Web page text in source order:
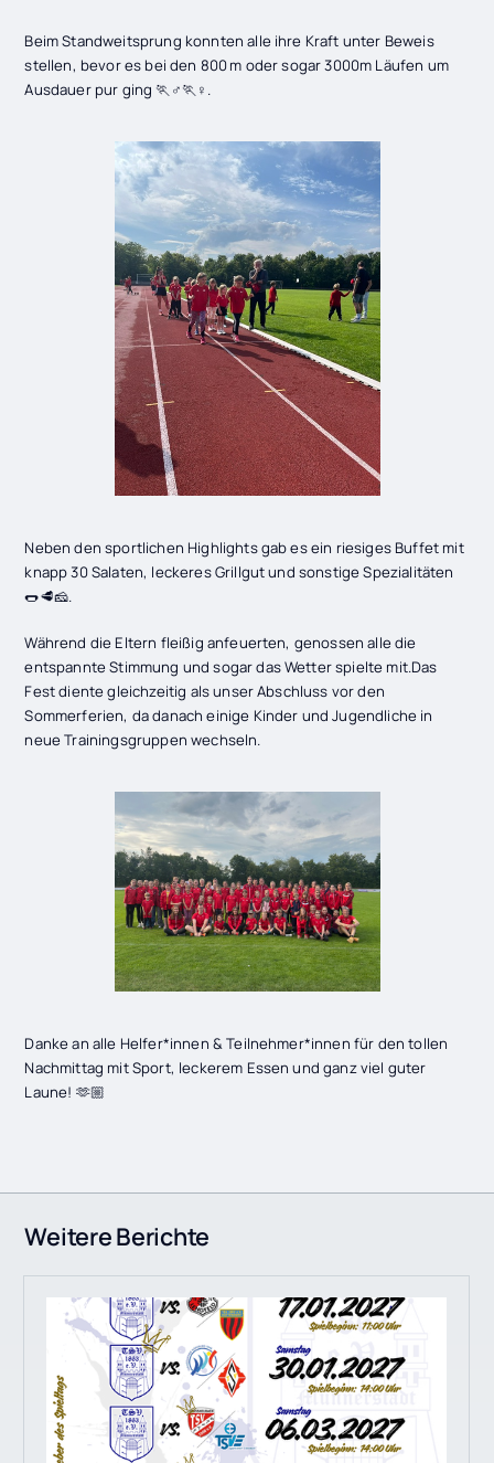
Beim Standweitsprung konnten alle ihre Kraft unter Beweis
stellen, bevor es bei den 800 m oder sogar 3000m Läufen um
Ausdauer pur ging 🏃♂️🏃♀️.
Neben den sportlichen Highlights gab es ein riesiges Buffet mit
knapp 30 Salaten, leckeres Grillgut und sonstige Spezialitäten
🌭🥩🧀.
Während die Eltern fleißig anfeuerten, genossen alle die
entspannte Stimmung und sogar das Wetter spielte mit.Das
Fest diente gleichzeitig als unser Abschluss vor den
Sommerferien, da danach einige Kinder und Jugendliche in
neue Trainingsgruppen wechseln.
Danke an alle Helfer*innen & Teilnehmer*innen für den tollen
Nachmittag mit Sport, leckerem Essen und ganz viel guter
Laune! 🫶🏼
Weitere Berichte